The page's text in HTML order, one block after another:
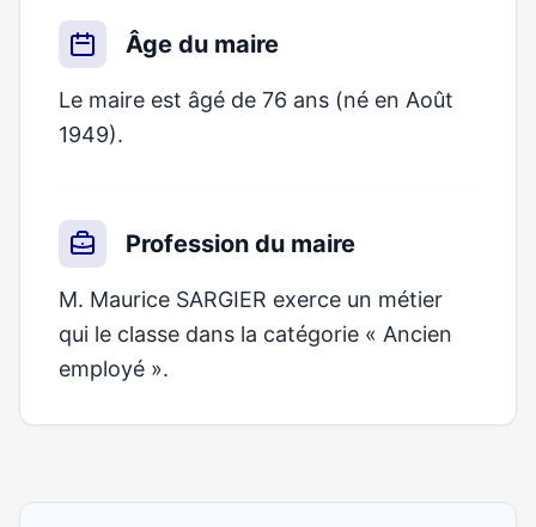
Âge du maire
Le maire est âgé de 76 ans (né en Août
1949).
Profession du maire
M. Maurice SARGIER exerce un métier
qui le classe dans la catégorie « Ancien
employé ».